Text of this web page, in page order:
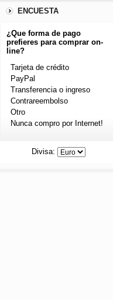
ENCUESTA
¿Que forma de pago
prefieres para comprar on-
line?
Tarjeta de crédito
PayPal
Transferencia o ingreso
Contrareembolso
Otro
Nunca compro por Internet!
Divisa: